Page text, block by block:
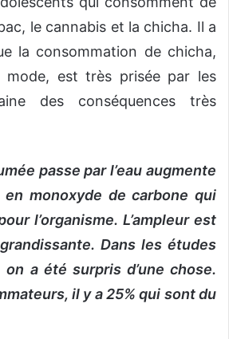
le cannabis et la chicha. Il a
la consommation de chicha,
mode, est très prisée par les
des conséquences très
passe par l’eau augmente
monoxyde de carbone qui
l’organisme. L’ampleur est
Dans les études
on a été surpris d’une chose.
il y a 25% qui sont du